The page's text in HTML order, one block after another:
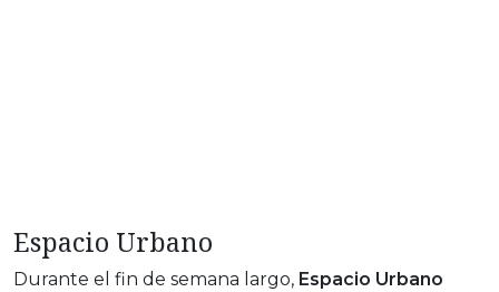
Espacio Urbano
Durante el fin de semana largo, Espacio Urbano